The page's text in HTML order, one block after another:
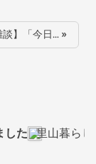
談】「今日… »
した 里山暮ら